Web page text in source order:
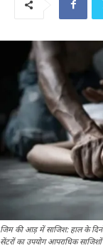
जिम की आड़ में साजिश: हाल के
सेंटरों का उपयोग आपराधिक